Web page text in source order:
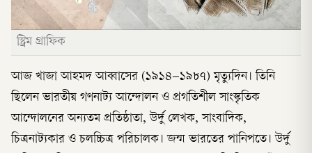
স্ট্রিম গ্রাফিক
আজ খাজা আহমদ আব্বাসের (১৯১৪–১৯৮৭) মৃত্যুদিন। তিনি
ছিলেন ভারতীয় গণনাট্য আন্দোলন ও প্রগতিশীল সাংস্কৃতিক
আন্দোলনের অন্যতম প্রতিষ্ঠাতা, উর্দু লেখক, সাংবাদিক,
চিত্রনাট্যকার ও চলচ্চিত্র পরিচালক। জন্ম ভারতের পানিপতে। উর্দু